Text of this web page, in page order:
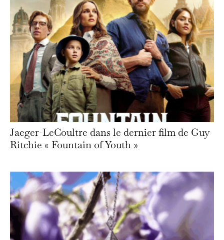
Jaeger-LeCoultre dans le dernier film de Guy
Ritchie « Fountain of Youth »